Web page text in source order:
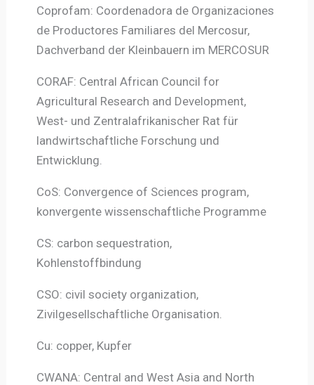
Coprofam: Coordenadora de Organizaciones
de Productores Familiares del Mercosur,
Dachverband der Kleinbauern im MERCOSUR
CORAF: Central African Council for
Agricultural Research and Development,
West- und Zentralafrikanischer Rat für
landwirtschaftliche Forschung und
Entwicklung.
CoS: Convergence of Sciences program,
konvergente wissenschaftliche Programme
CS: carbon sequestration,
Kohlenstoffbindung
CSO: civil society organization,
Zivilgesellschaftliche Organisation.
Cu: copper, Kupfer
CWANA: Central and West Asia and North